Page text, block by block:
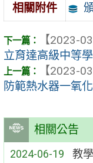
相關公告
2024-06-19 教
相關附件
【2023-
立育達高級中等
【2023-
防範熱水器一氧